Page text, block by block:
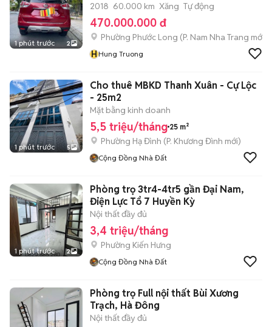
1 phút trước 2
2018 60.000 km Xăng Tự động
470.000.000 đ
Phường Phước Long (P. Nam Nha Trang mới)
HHung Truong
1 phút trước 5
Cho thuê MBKD Thanh Xuân - Cự Lộc
- 25m2
Mặt bằng kinh doanh
5,5 triệu/tháng 25 m²
Phường Hạ Đình (P. Khương Đình mới)
Cộng Đồng Nhà Đất
1 phút trước 2
Phòng trọ 3tr4-4tr5 gần Đại Nam,
Điện Lực Tổ 7 Huyền Kỳ
Nội thất đầy đủ
3,4 triệu/tháng
Phường Kiến Hưng
Cộng Đồng Nhà Đất
Phòng trọ Full nội thất Bùi Xương
Trạch, Hà Đông
Nội thất đầy đủ